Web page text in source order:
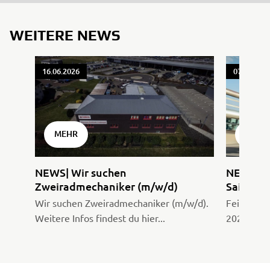
WEITERE NEWS
16.06.2026
MEHR
NEWS| Wir suchen
Zweiradmechaniker (m/w/d)
Wir suchen Zweiradmechaniker (m/w/d).
Weitere Infos findest du hier...
07.04.2026
NEWS|
Feier mit
2026